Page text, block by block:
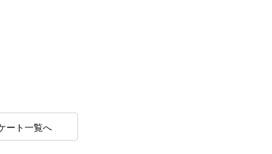
ート一覧へ